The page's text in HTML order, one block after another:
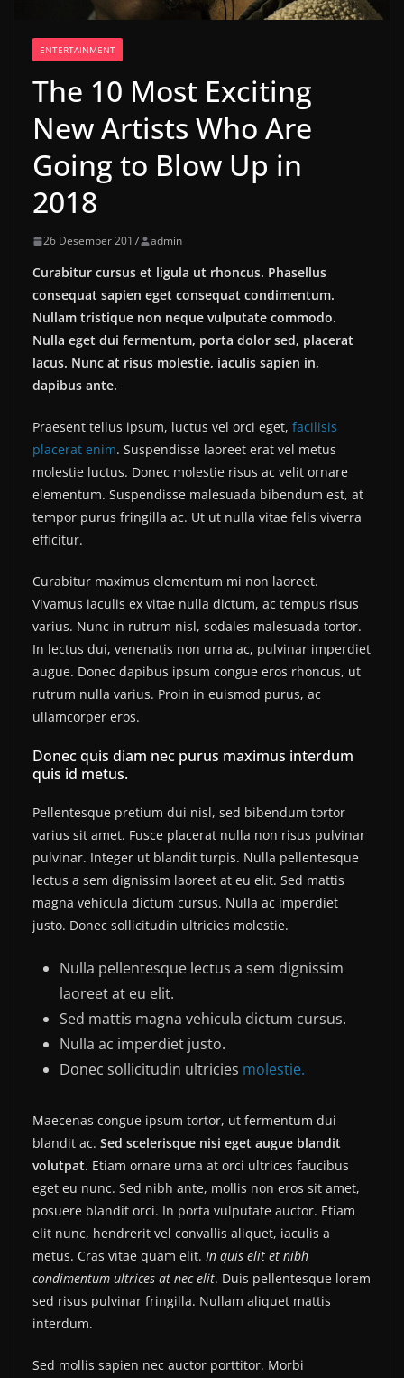
ENTERTAINMENT
The 10 Most Exciting
New Artists Who Are
Going to Blow Up in
2018
26 Desember 2017 admin
Curabitur cursus et ligula ut rhoncus. Phasellus
consequat sapien eget consequat condimentum.
Nullam tristique non neque vulputate commodo.
Nulla eget dui fermentum, porta dolor sed, placerat
lacus. Nunc at risus molestie, iaculis sapien in,
dapibus ante.
Praesent tellus ipsum, luctus vel orci eget, facilisis
placerat enim. Suspendisse laoreet erat vel metus
molestie luctus. Donec molestie risus ac velit ornare
elementum. Suspendisse malesuada bibendum est, at
tempor purus fringilla ac. Ut ut nulla vitae felis viverra
efficitur.
Curabitur maximus elementum mi non laoreet.
Vivamus iaculis ex vitae nulla dictum, ac tempus risus
varius. Nunc in rutrum nisl, sodales malesuada tortor.
In lectus dui, venenatis non urna ac, pulvinar imperdiet
augue. Donec dapibus ipsum congue eros rhoncus, ut
rutrum nulla varius. Proin in euismod purus, ac
ullamcorper eros.
Donec quis diam nec purus maximus interdum
quis id metus.
Pellentesque pretium dui nisl, sed bibendum tortor
varius sit amet. Fusce placerat nulla non risus pulvinar
pulvinar. Integer ut blandit turpis. Nulla pellentesque
lectus a sem dignissim laoreet at eu elit. Sed mattis
magna vehicula dictum cursus. Nulla ac imperdiet
justo. Donec sollicitudin ultricies molestie.
Nulla pellentesque lectus a sem dignissim
laoreet at eu elit.
Sed mattis magna vehicula dictum cursus.
Nulla ac imperdiet justo.
Donec sollicitudin ultricies molestie.
Maecenas congue ipsum tortor, ut fermentum dui
blandit ac. Sed scelerisque nisi eget augue blandit
volutpat. Etiam ornare urna at orci ultrices faucibus
eget eu nunc. Sed nibh ante, mollis non eros sit amet,
posuere blandit orci. In porta vulputate auctor. Etiam
elit nunc, hendrerit vel convallis aliquet, iaculis a
metus. Cras vitae quam elit. In quis elit et nibh
condimentum ultrices at nec elit. Duis pellentesque lorem
sed risus pulvinar fringilla. Nullam aliquet mattis
interdum.
Sed mollis sapien nec auctor porttitor. Morbi